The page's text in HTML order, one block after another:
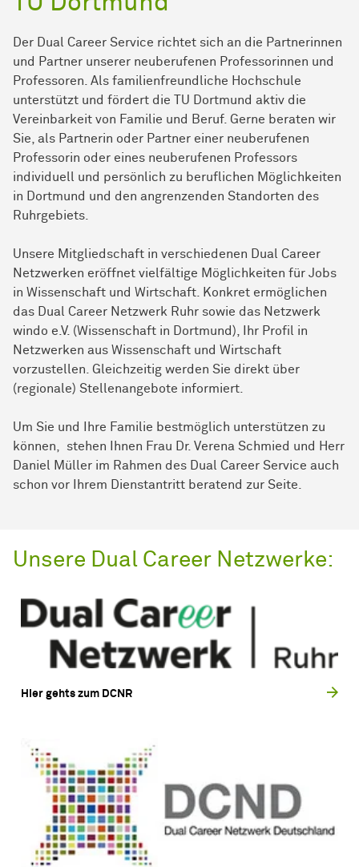
Der Dual Career Service richtet sich an die Partnerinnen
und Partner unserer neuberufenen Professorinnen und
Professoren. Als familienfreundliche Hochschule
unterstützt und fördert die TU Dortmund aktiv die
Vereinbarkeit von Familie und Beruf. Gerne beraten wir
Sie, als Partnerin oder Partner einer neuberufenen
Professorin oder eines neuberufenen Professors
individuell und persönlich zu beruflichen Möglichkeiten
in Dortmund und den angrenzenden Standorten des
Ruhrgebiets.
Unsere Mitgliedschaft in verschiedenen Dual Career
Netzwerken eröffnet vielfältige Möglichkeiten für Jobs
in Wissenschaft und Wirtschaft. Konkret ermöglichen
das Dual Career Netzwerk Ruhr sowie das Netzwerk
windo e.V. (Wissenschaft in Dortmund), Ihr Profil in
Netzwerken aus Wissenschaft und Wirtschaft
vorzustellen. Gleichzeitig werden Sie direkt über
(regionale) Stellenangebote informiert.
Um Sie und Ihre Familie bestmöglich unterstützen zu
können, stehen Ihnen Frau Dr. Verena Schmied und Herr
Daniel Müller im Rahmen des Dual Career Service auch
schon vor Ihrem Dienstantritt beratend zur Seite.
Unsere Dual Career Netzwerke:
Hier gehts zum DCNR